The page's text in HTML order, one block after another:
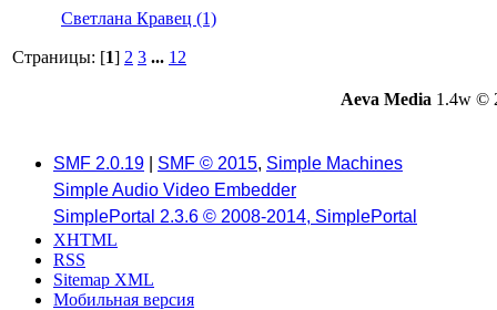
Светлана Кравец (1)
Страницы: [1] 2 3 ... 12
Aeva Media 1.4w ©
SMF 2.0.19 SMF © 2015, Simple Machines
Simple Audio Video Embedder
SimplePortal 2.3.6 © 2008-2014, SimplePortal
XHTML
RSS
Sitemap XML
Мобильная версия